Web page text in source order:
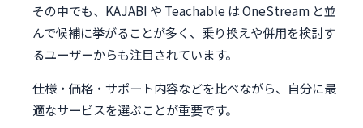
その中でも、KAJABI や Teachable は OneStream と並
んで候補に挙がることが多く、乗り換えや併用を検討す
るユーザーからも注目されています。
仕様・価格・サポート内容などを比べながら、自分に最
適なサービスを選ぶことが重要です。